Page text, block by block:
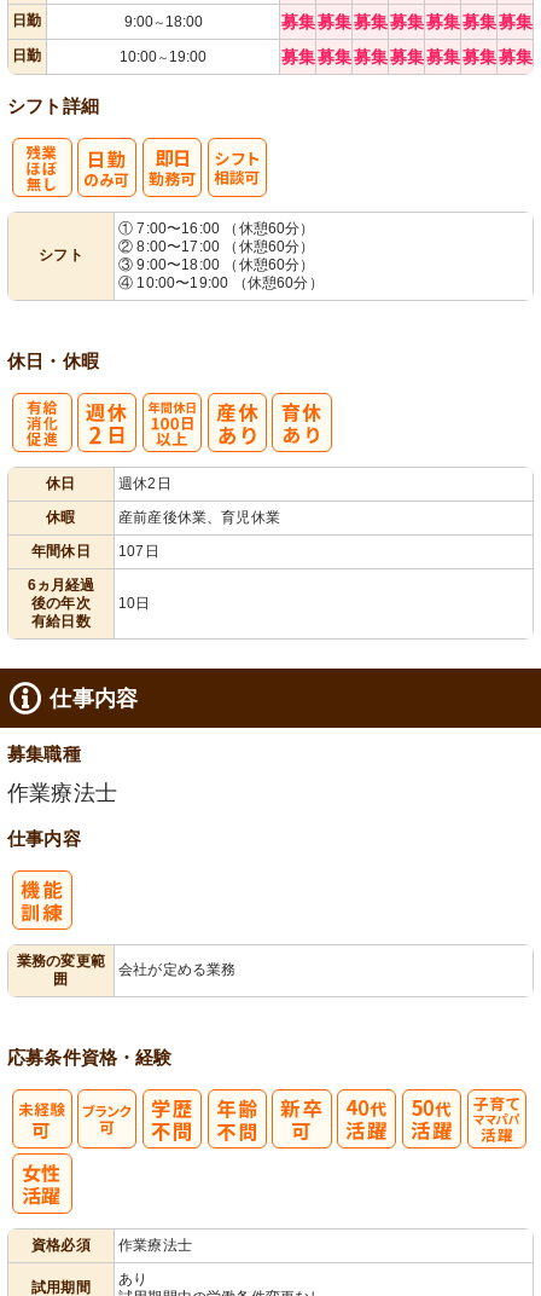
日勤 9:00～ 18:00 募集募集募集募集募集募集募集
日勤 10:00～ 19:00 募集募集募集募集募集募集募集
シフト詳細
シフト
① 7:00〜16:00 （休憩60分）
② 8:00〜17:00 （休憩60分）
③ 9:00〜18:00 （休憩60分）
④ 10:00〜19:00 （休憩60分）
休日・休暇
休日
週休2日
休暇
産前産後休業、育児休業
年間休日
107日
6ヵ月経過
後の年次
有給日数
10日
仕事内容
募集職種
作業療法士
仕事内容
業務の変更範
囲
会社が定める業務
応募条件資格・経験
資格必須 作業療法士
試用期間
あり